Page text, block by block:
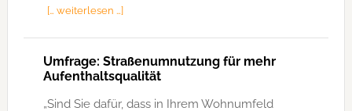
[… weiterlesen …]
Umfrage: Straßenumnutzung für mehr
Aufenthaltsqualität
„Sind Sie dafür, dass in Ihrem Wohnumfeld